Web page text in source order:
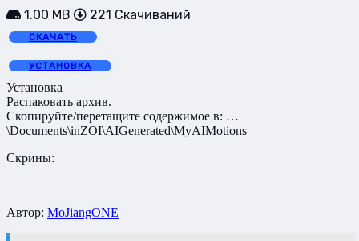
1.00 MB 221 Скачиваний
СКАЧАТЬ
УСТАНОВКА
Установка
Распаковать архив.
Скопируйте/перетащите содержимое в: …
\Documents\inZOI\AIGenerated\MyAIMotions
Скрины:
Автор: MoJiangONE